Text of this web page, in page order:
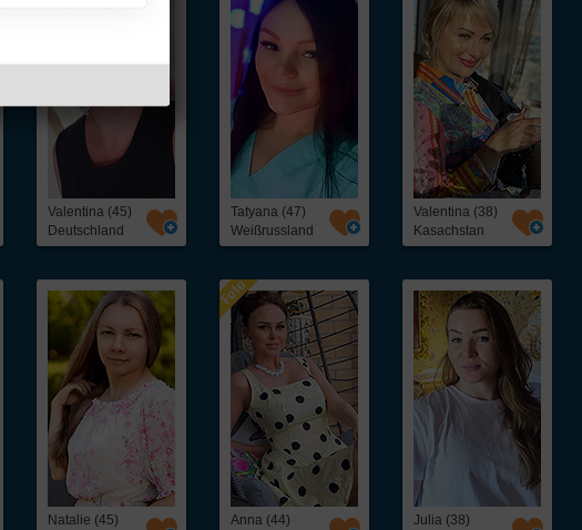
Valentina (45)
Deutschland
Tatyana (47)
Weißrussland
Valentina (38)
Kasachstan
Natalie (45)
Anna (44)
Julia (38)